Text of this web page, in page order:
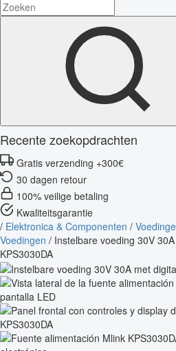
Recente zoekopdrachten
Gratis verzending +300€
30 dagen retour
100% veilige betaling
Kwaliteitsgarantie
/ Elektronica & Componenten /
Voedingen / Instelbare voeding 30V
KPS3030DA